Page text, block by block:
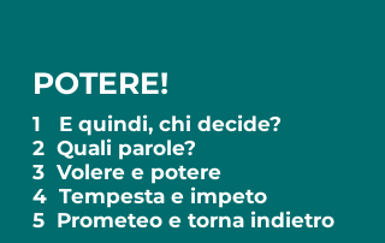
POTERE!
1 E quindi, chi decide?
2 Quali parole?
3 Volere e potere
4 Tempesta e impeto
5 Prometeo e torna indietro